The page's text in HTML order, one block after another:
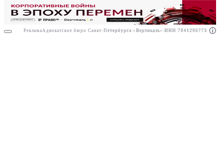
Реклама АО"Право.ру" ИНН: 7708095468
Реклама Адвокатское бюро Санкт-Петербурга «Вертикаль» ИНН 7841290773